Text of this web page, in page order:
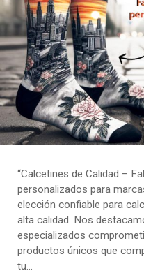
“Calcetines de Calidad –
personalizados para
elección confiable para
alta calidad. Nos
especializados
productos únicos que
tu…